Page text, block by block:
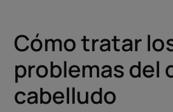
Cómo tratar
problemas del
cabelludo